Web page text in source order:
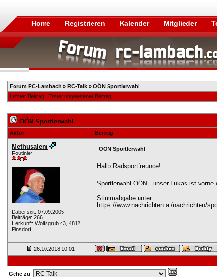
Home Registrieren Kalender Mitglieder
Forum RC-Lambach » RC-Talk » OÖN Sportlerwahl
Letzter Beitrag | Erster ungelesener Beitrag
OÖN Sportlerwahl
Autor Beitrag
Methusalem
Routinier
Dabei seit: 07.09.2005
Beiträge: 266
Herkunft: Wolfsgrub 43, 4812
Pinsdorf
OÖN Sportlerwahl
Hallo Radsportfreunde!
Sportlerwahl OÖN - unser Lukas ist vorne
Stimmabgabe unter:
https://www.nachrichten.at/nachrichten/
26.10.2018 10:01
Gehe zu: